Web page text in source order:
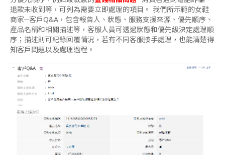
退款未收到等，可列為需要立即處理的項目。 我們所示範的女鞋
商家─客戶Q&A，包含報告人、狀態、服務支援來源、優先順序、
產品名稱和相關描述等，客服人員可透過狀態和優先級決定處理順
序；描述則可紀錄回覆情況，若有不同客服接手處理，也能清楚得
知客戶問題以及處理過程。